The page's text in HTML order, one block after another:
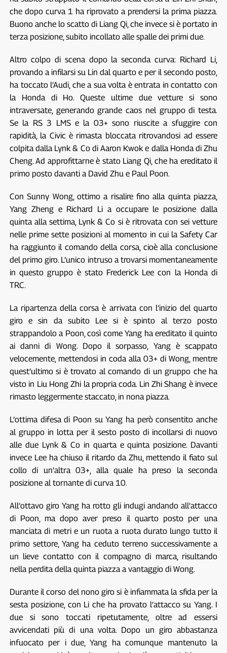
che dopo curva 1 ha riprovato a prendersi la prima piazza.
Buono anche lo scatto di Liang Qi, che invece si è portato in
terza posizione, subito incollato alle spalle dei primi due.
Altro colpo di scena dopo la seconda curva: Richard Li,
provando a infilarsi su Lin dal quarto e per il secondo posto,
ha toccato l’Audi, che a sua volta è entrata in contatto con
la Honda di Ho. Queste ultime due vetture si sono
intraversate, generando grande caos nel gruppo di testa.
Se la RS 3 LMS e la 03+ sono riuscite a sfuggire con
rapidità, la Civic è rimasta bloccata ritrovandosi ad essere
colpita dalla Lynk & Co di Aaron Kwok e dalla Honda di Zhu
Cheng. Ad approfittarne è stato Liang Qi, che ha ereditato il
primo posto davanti a David Zhu e Paul Poon.
Con Sunny Wong, ottimo a risalire fino alla quinta piazza,
Yang Zheng e Richard Li a occupare le posizione dalla
quinta alla settima, Lynk & Co si è ritrovata con sei vetture
nelle prime sette posizioni al momento in cui la Safety Car
ha raggiunto il comando della corsa, cioè alla conclusione
del primo giro. L’unico intruso a trovarsi momentaneamente
in questo gruppo è stato Frederick Lee con la Honda di
TRC.
La ripartenza della corsa è arrivata con l’inizio del quarto
giro e sin da subito Lee si è spinto al terzo posto
strappandolo a Poon, così come Yang ha ereditato il quinto
ai danni di Wong. Dopo il sorpasso, Yang è scappato
velocemente, mettendosi in coda alla 03+ di Wong, mentre
quest’ultimo si è trovato al comando di un gruppo che ha
visto in Liu Hong Zhi la propria coda. Lin Zhi Shang è invece
rimasto leggermente staccato, in nona piazza.
L’ottima difesa di Poon su Yang ha però consentito anche
al gruppo in lotta per il sesto posto di incollarsi di nuovo
alle due Lynk & Co in quarta e quinta posizione. Davanti
invece Lee ha chiuso il ritardo da Zhu, mettendo il fiato sul
collo di un’altra 03+, alla quale ha preso la seconda
posizione al tornante di curva 10.
All’ottavo giro Yang ha rotto gli indugi andando all’attacco
di Poon, ma dopo aver preso il quarto posto per una
manciata di metri e un ruota a ruota durato lungo tutto il
primo settore, Yang ha ceduto terreno successivamente a
un lieve contatto con il compagno di marca, risultando
nella perdita della quinta piazza a vantaggio di Wong.
Durante il corso del nono giro si è infiammata la sfida per la
sesta posizione, con Li che ha provato l’attacco su Yang. I
due si sono toccati ripetutamente, oltre ad essersi
avvicendati più di una volta. Dopo un giro abbastanza
infuocato per i due, Yang ha comunque mantenuto la